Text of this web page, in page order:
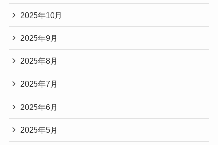
2025年10月
2025年9月
2025年8月
2025年7月
2025年6月
2025年5月